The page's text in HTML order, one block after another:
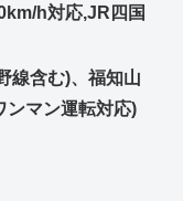
h対応,JR四国
線含む)、福知山
ンマン運転対応)